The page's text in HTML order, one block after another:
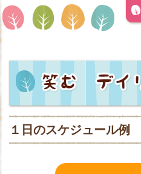
１日のスケジュール例